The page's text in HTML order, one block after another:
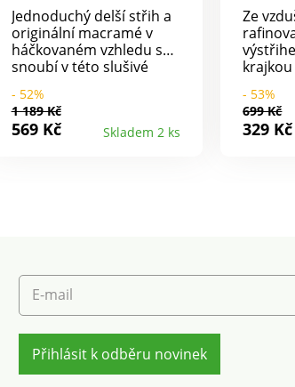
Jednoduchý delší střih a
originální macramé v
háčkovaném vzhledu se
snoubí v této slušivé
motivem "rozet". K
nošení přes sladěný
spodní top. Kulatý
- 52%
1 189 Kč
569 Kč Skladem 2 ks
Ze
chybu!
výstřih
- 53%
699 Kč
329 Kč
E-mail
Přihlásit k odběru novinek